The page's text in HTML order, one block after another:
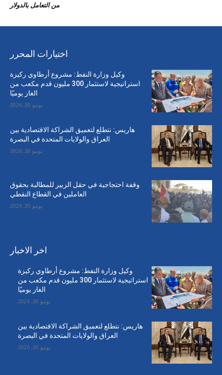
من التعامل بالدولار
اختيارات المحرر
وكيل وزارة النفط: مشروع أرطاوي ركيزة
استراتيجية لاستثمار 300 مليون قدم مكعب من
الغاز يوميًا
يونيو 30, 2026
هاريس: نتطلع لتعميق الشراكة الاقتصادية بين
العراق والولايات المتحدة في البصرة
يونيو 30, 2026
وقفة احتجاجية في حقل الزبير للمطالبة بحقوق
العاملين في القطاع النفطي
يونيو 30, 2026
اخر الاخبار
وكيل وزارة النفط: مشروع أرطاوي ركيزة
استراتيجية لاستثمار 300 مليون قدم مكعب من
الغاز يوميًا
يونيو 30, 2026
هاريس: نتطلع لتعميق الشراكة الاقتصادية بين
العراق والولايات المتحدة في البصرة
يونيو 30, 2026